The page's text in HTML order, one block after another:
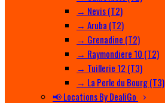
→ Nevis (T2)
→ Aruba (T2)
→ Grenadine (T2)
→ Raymondiere 10 (T2)
→ Tuillerie 12 (T3)
→ La Perle du Bourg (T3)
📢 Locations By DealiGo